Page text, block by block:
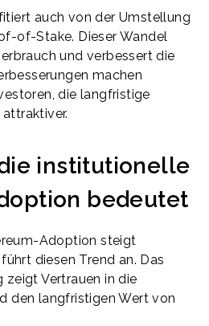
auch von der Umstellung
of-Stake. Dieser Wandel
und verbessert die
machen
die langfristige
institutionelle
bedeutet
Adoption steigt
diesen Trend an. Das
Vertrauen in die
den langfristigen Wert von